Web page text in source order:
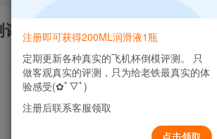
注册即可获得200ML润滑液1瓶
定期更新各种真实的飞机杯倒模评测。 只
做客观真实的评测，只为给老铁最真实的体
验感受(✿ﾟ▽ﾟ)
注册后联系客服领取
点击领取